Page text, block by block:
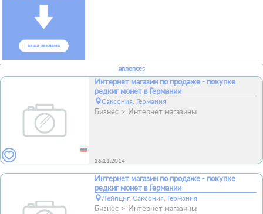
annonces
Интернет магазин по продаже - покупке
редкиг монет в Германии
Саксония, Германия
Бизнес Интернет магазины
16.11.2014
Интернет магазин по продаже - покупке
редкиг монет в Германии
Лейпциг, Саксония, Германия
Бизнес Интернет магазины